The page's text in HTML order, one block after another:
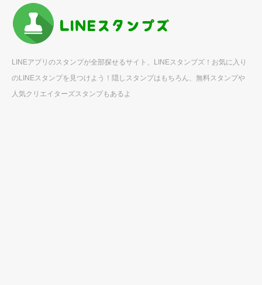
LINEアプリのスタンプが全部探せるサイト、LINEスタンプズ！お気に入り
のLINEスタンプを見つけよう！隠しスタンプはもちろん、無料スタンプや
人気クリエイターズスタンプもあるよ